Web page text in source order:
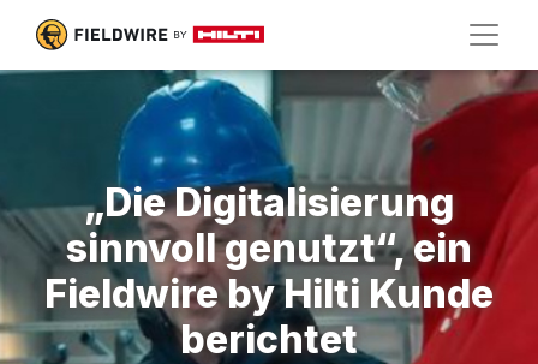
„Die Digitalisierung
sinnvoll genutzt“, ein
Fieldwire by Hilti Kunde
berichtet